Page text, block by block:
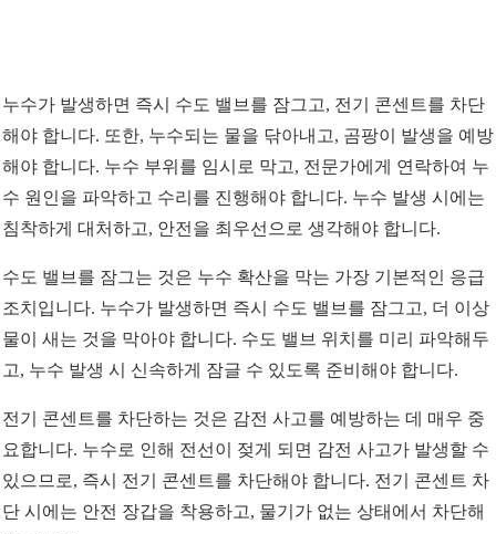
누수가 발생하면 즉시 수도 밸브를 잠그고, 전기 콘센트를 차단
해야 합니다. 또한, 누수되는 물을 닦아내고, 곰팡이 발생을 예방
해야 합니다. 누수 부위를 임시로 막고, 전문가에게 연락하여 누
수 원인을 파악하고 수리를 진행해야 합니다. 누수 발생 시에는
침착하게 대처하고, 안전을 최우선으로 생각해야 합니다.
수도 밸브를 잠그는 것은 누수 확산을 막는 가장 기본적인 응급
조치입니다. 누수가 발생하면 즉시 수도 밸브를 잠그고, 더 이상
물이 새는 것을 막아야 합니다. 수도 밸브 위치를 미리 파악해두
고, 누수 발생 시 신속하게 잠글 수 있도록 준비해야 합니다.
전기 콘센트를 차단하는 것은 감전 사고를 예방하는 데 매우 중
요합니다. 누수로 인해 전선이 젖게 되면 감전 사고가 발생할 수
있으므로, 즉시 전기 콘센트를 차단해야 합니다. 전기 콘센트 차
단 시에는 안전 장갑을 착용하고, 물기가 없는 상태에서 차단해